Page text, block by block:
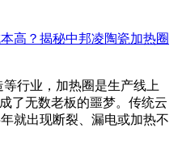
高？揭秘中邦凌陶瓷加热圈
行业，加热圈是生产线上
了无数老板的噩梦。传统云
就出现断裂、漏电或加热不